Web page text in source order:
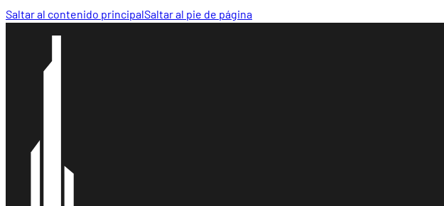
Saltar al contenido principalSaltar al pie de página